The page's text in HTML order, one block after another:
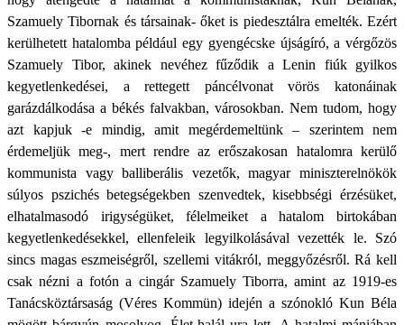
Szamuely Tibornak és társainak- őket is piedesztálra emelték. Ezért
kerülhetett hatalomba például egy gyengécske újságíró, a vérgőzös
Szamuely Tibor, akinek nevéhez fűződik a Lenin fiúk gyilkos
kegyetlenkedései, a rettegett páncélvonat vörös katonáinak
garázdálkodása a békés falvakban, városokban. Nem tudom, hogy
azt kapjuk -e mindig, amit megérdemeltünk – szerintem nem
érdemeljük meg-, mert rendre az erőszakosan hatalomra kerülő
kommunista vagy balliberális vezetők, magyar miniszterelnökök
súlyos pszichés betegségekben szenvedtek, kisebbségi érzésüket,
elhatalmasodó irigységüket, félelmeiket a hatalom birtokában
kegyetlenkedésekkel, ellenfeleik legyilkolásával vezették le. Szó
sincs magas eszmeiségről, szellemi vitákról, meggyőzésről. Rá kell
csak nézni a fotón a cingár Szamuely Tiborra, amint az 1919-es
Tanácsköztársaság (Véres Kommün) idején a szónokló Kun Béla